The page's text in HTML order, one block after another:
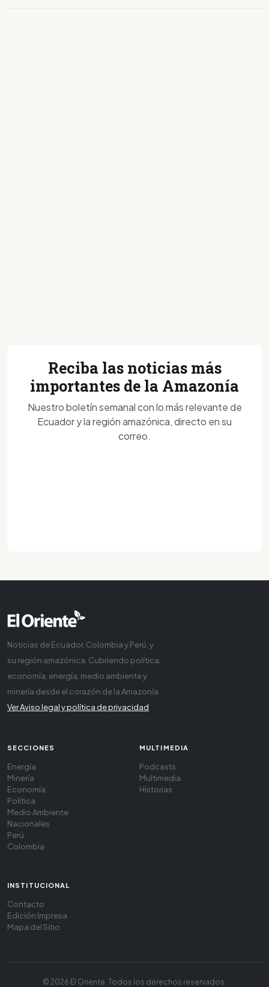
Reciba las noticias más
importantes de la Amazonía
Nuestro boletín semanal con lo más relevante de
Ecuador y la región amazónica, directo en su
correo.
Noticias de Ecuador, Colombia y Perú, y
su región amazónica. Cubriendo política,
economía, energía, medio ambiente y
minería desde el corazón de la Amazonía
Ver Aviso legal y política de privacidad
SECCIONES
Energía
Minería
Economía
Política
Medio Ambiente
Nacionales
Perú
Colombia
MULTIMEDIA
Podcasts
Multimedia
Historias
INSTITUCIONAL
Contacto
Edición Impresa
Mapa del Sitio
© 2026 El Oriente. Todos los derechos reservados.